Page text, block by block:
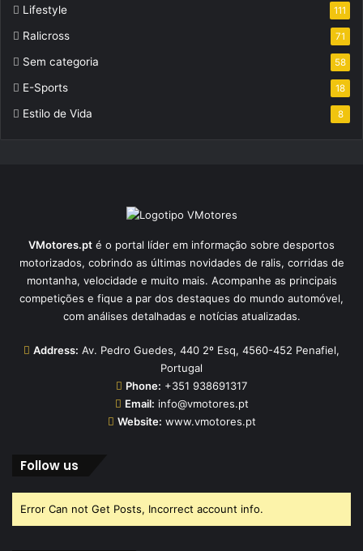
Lifestyle 111
Ralicross 71
Sem categoria 58
E-Sports 18
Estilo de Vida 8
VMotores.pt é o portal líder em informação sobre desportos
motorizados, cobrindo as últimas novidades de ralis, corridas de
montanha, velocidade e muito mais. Acompanhe as principais
competições e fique a par dos destaques do mundo automóvel,
com análises detalhadas e notícias atualizadas.
Address: Av. Pedro Guedes, 440 2º Esq, 4560-452 Penafiel,
Portugal
Phone: +351 938691317
Email: info@vmotores.pt
Website: www.vmotores.pt
Follow us
Error Can not Get Posts, Incorrect account info.